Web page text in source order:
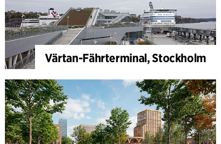
Värtan-Fährterminal, Stockholm